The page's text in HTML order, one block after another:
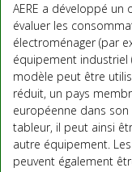
AERE a développé
évaluer les
électroménager (par
équipement industriel
modèle peut être
réduit, un pays
européenne dans
tableur, il peut ainsi
autre équipement.
peuvent également